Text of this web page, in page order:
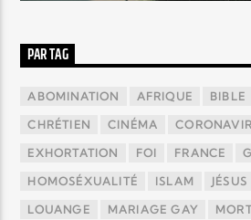
PAR TAG
ABOMINATION AFRIQUE BIBLE
CHRÉTIEN CINÉMA
EXHORTATION FOI FRANCE
HOMOSÉXUALITÉ ISLAM JÉSUS
LOUANGE MARIAGE GAY